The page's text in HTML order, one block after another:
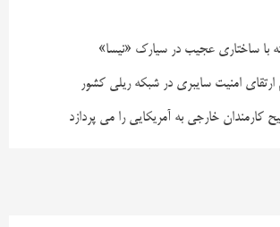
با ساختاری عجیب در سیارک «نیسا»
امنیت سایبری در شبکه ریلی کشور
کارمندان خارجی به آمریکایی را می پردازد